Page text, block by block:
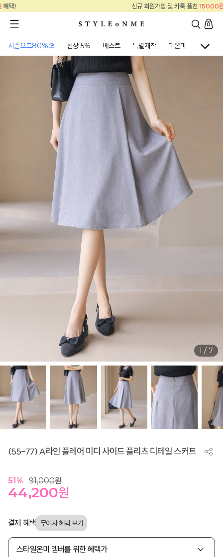
가입 및 카톡 플친 신규
0
시즌오프80%⛱ 신상 5% 베스트 특별제작 더온미 골프웨어
1 / 7
(55-77) A라인 플레어 미디 사이드 플리츠 디테일 스커트
51 % 91,000원
44,200원
결제 혜택
스타일온미 멤버를 위한 혜택가